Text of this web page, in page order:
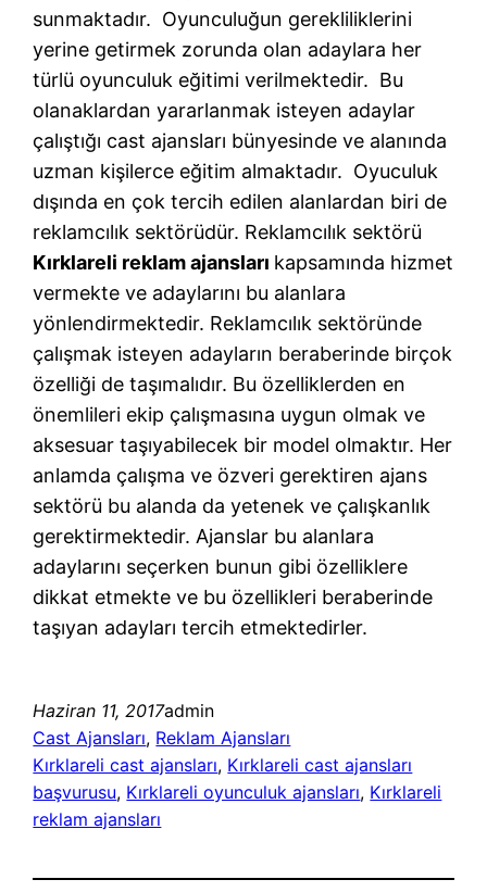
sunmaktadır. Oyunculuğun gerekliliklerini
yerine getirmek zorunda olan adaylara her
türlü oyunculuk eğitimi verilmektedir. Bu
olanaklardan yararlanmak isteyen adaylar
çalıştığı cast ajansları bünyesinde ve alanında
uzman kişilerce eğitim almaktadır. Oyuculuk
dışında en çok tercih edilen alanlardan biri de
reklamcılık sektörüdür. Reklamcılık sektörü
Kırklareli reklam ajansları kapsamında hizmet
vermekte ve adaylarını bu alanlara
yönlendirmektedir. Reklamcılık sektöründe
çalışmak isteyen adayların beraberinde birçok
özelliği de taşımalıdır. Bu özelliklerden en
önemlileri ekip çalışmasına uygun olmak ve
aksesuar taşıyabilecek bir model olmaktır. Her
anlamda çalışma ve özveri gerektiren ajans
sektörü bu alanda da yetenek ve çalışkanlık
gerektirmektedir. Ajanslar bu alanlara
adaylarını seçerken bunun gibi özelliklere
dikkat etmekte ve bu özellikleri beraberinde
taşıyan adayları tercih etmektedirler.
Haziran 11, 2017admin
Cast Ajansları, Reklam Ajansları
Kırklareli cast ajansları, Kırklareli cast ajansları
başvurusu, Kırklareli oyunculuk ajansları, Kırklareli
reklam ajansları